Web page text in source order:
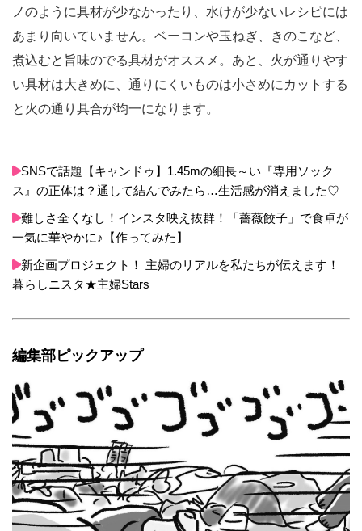
ノのように具材が少なかったり、水けが少ないレシピには
あまり向いていません。ベーコンや玉ねぎ、きのこなど、
煮込むと旨味のでる具材がオススメ。あと、火が通りやす
い具材は大きめに、通りにくいものは小さめにカットする
と火の通り具合が均一になります。
SNSで話題【キャンドゥ】1.45mの細長～い『専用ソック
ス』の正体は？通して結んでみたら…生活感が消えました♡
難しさ全くなし！インスタ映え抜群！「薔薇餃子」で食卓が
一気に華やかに♪【作ってみた】
新企画プロジェクト！ 主婦のリアルを私たちが伝えます！
暮らしニスタ★主婦Stars
編集部ピックアップ